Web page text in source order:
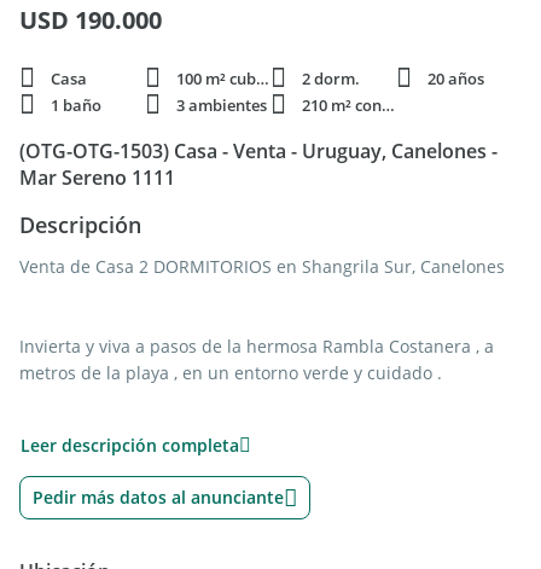
USD 190.000
Casa 100 m² cubie. 2 dorm.
20 años
1 baño
3 ambientes 210 m² constr.
(OTG-OTG-1503) Casa - Venta - Uruguay, Canelones -
Mar Sereno 1111
Descripción
Venta de Casa 2 DORMITORIOS en Shangrila Sur, Canelones
Invierta y viva a pasos de la hermosa Rambla Costanera , a
metros de la playa , en un entorno verde y cuidado .
Distribuida en 100 m2 .
* Living comedor de buen tamaño con estufa a leña y puerta
ambiente , aire acondicionado ya instalado.
Leer descripción completa
Pedir más datos al anunciante